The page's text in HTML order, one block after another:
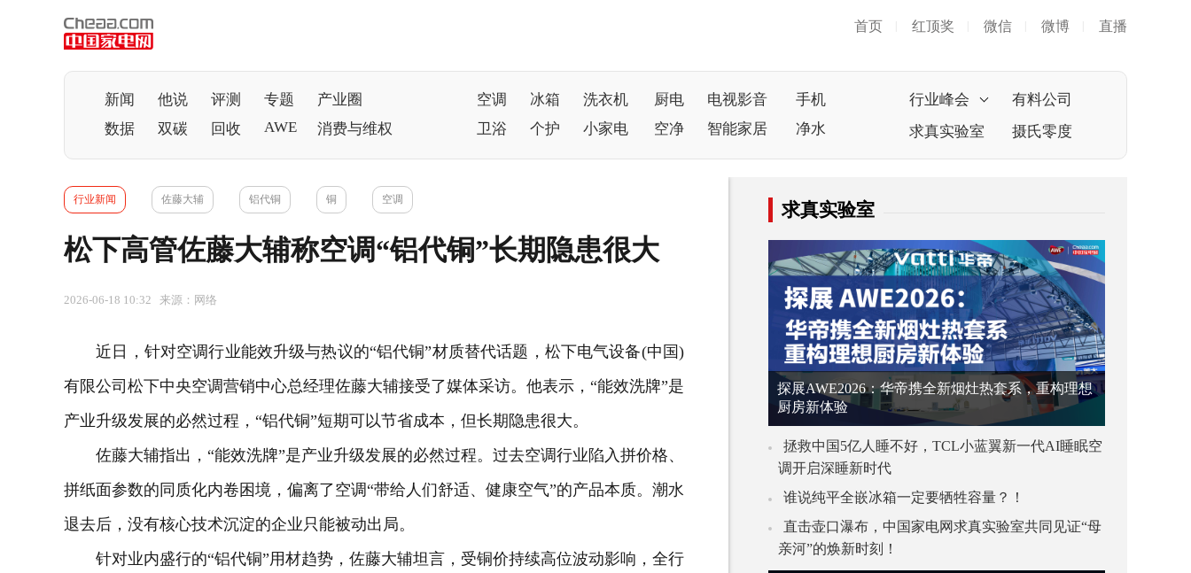
首页 红顶奖 微信 微博 直播
新闻 他说 评测 专题
产业圈
数据
双碳 回收 AWE 消费与维权
空调 冰箱 洗衣机 厨电 电视影音
手机
卫浴
个护 小家电 空净 智能家居 净水
行业峰会
有料公司
求真实验室
摄氏零度
行业新闻 佐藤大辅 铝代铜 铜 空调
松下高管佐藤大辅称空调“铝代铜”长期隐患很大
2026-06-18 10:32 来源：网络
近日，针对空调行业能效升级与热议的“铝代铜”材质替代话题，松下电气设备(中国)
有限公司松下中央空调营销中心总经理佐藤大辅接受了媒体采访。他表示，“能效洗牌”是
产业升级发展的必然过程，“铝代铜”短期可以节省成本，但长期隐患很大。
佐藤大辅指出，“能效洗牌”是产业升级发展的必然过程。过去空调行业陷入拼价格、
拼纸面参数的同质化内卷困境，偏离了空调“带给人们舒适、健康空气”的产品本质。潮水
退去后，没有核心技术沉淀的企业只能被动出局。
针对业内盛行的“铝代铜”用材趋势，佐藤大辅坦言，受铜价持续高位波动影响，全行
求真实验室
探展AWE2026：华帝携全新烟灶热套系，重构理想
厨房新体验
拯救中国5亿人睡不好，TCL小蓝翼新一代AI睡眠空
调开启深睡新时代
谁说纯平全嵌冰箱一定要牺牲容量？！
直击壶口瀑布，中国家电网求真实验室共同见证“母
亲河”的焕新时刻！